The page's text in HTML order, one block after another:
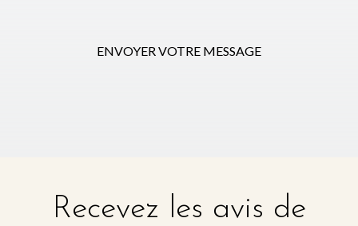
ENVOYER VOTRE MESSAGE
Recevez les avis de